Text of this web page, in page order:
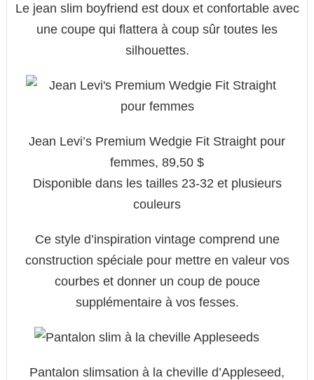
Le jean slim boyfriend est doux et confortable avec
une coupe qui flattera à coup sûr toutes les
silhouettes.
Jean Levi’s Premium Wedgie Fit Straight pour
femmes, 89,50 $
Disponible dans les tailles 23-32 et plusieurs
couleurs
Ce style d’inspiration vintage comprend une
construction spéciale pour mettre en valeur vos
courbes et donner un coup de pouce
supplémentaire à vos fesses.
Pantalon slimsation à la cheville d’Appleseed,